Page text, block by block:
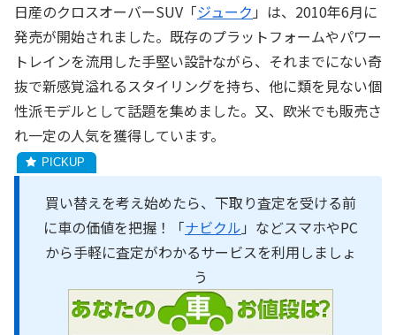
日産のクロスオーバーSUV「ジューク 」は、2010年6月に
発売が開始されました。既存のプラットフォームやパワー
トレインを流用した手堅い設計ながら、それまでにない奇
抜で新感覚溢れるスタイリングを持ち、他に類を見ない個
性派モデルとして話題を集めました。又、欧米でも販売さ
れ一定の人気を獲得しています。
買い替えを考え始めたら、下取り査定を受ける前
に車の価値を把握！「ナビクル 」などスマホやPC
から手軽に査定がわかるサービスを利用しましょ
う